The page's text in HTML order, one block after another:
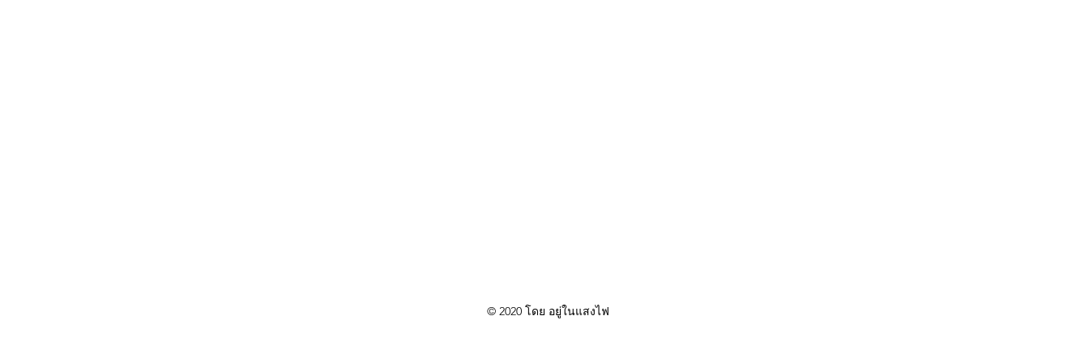
© 2020 โดย อยู่ในแสงไฟ